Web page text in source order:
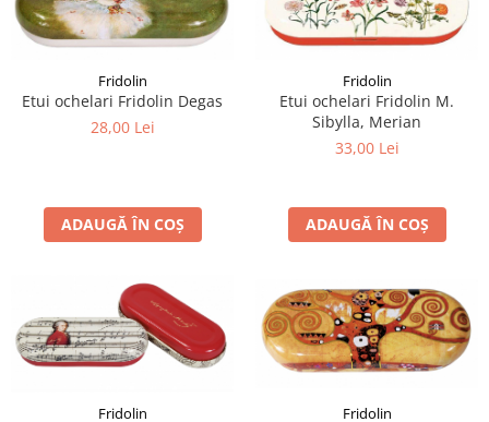
Fridolin
Etui ochelari Fridolin Degas
28,00 Lei
ADAUGĂ ÎN COȘ
Fridolin
Etui ochelari Fridolin M.
Sibylla, Merian
33,00 Lei
ADAUGĂ ÎN COȘ
Fridolin Fridolin